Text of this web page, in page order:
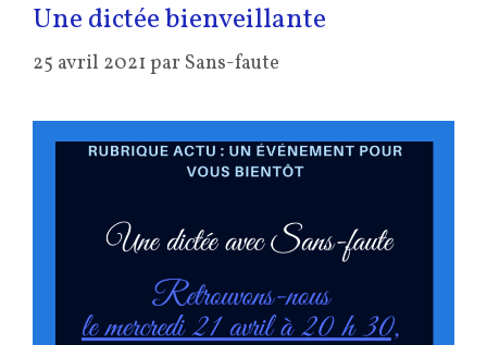
Une dictée bienveillante
25 avril 2021 par Sans-faute